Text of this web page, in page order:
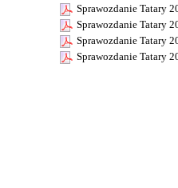
Sprawozdanie Tatary
Sprawozdanie Tatary
Sprawozdanie Tatary
Sprawozdanie Tatary